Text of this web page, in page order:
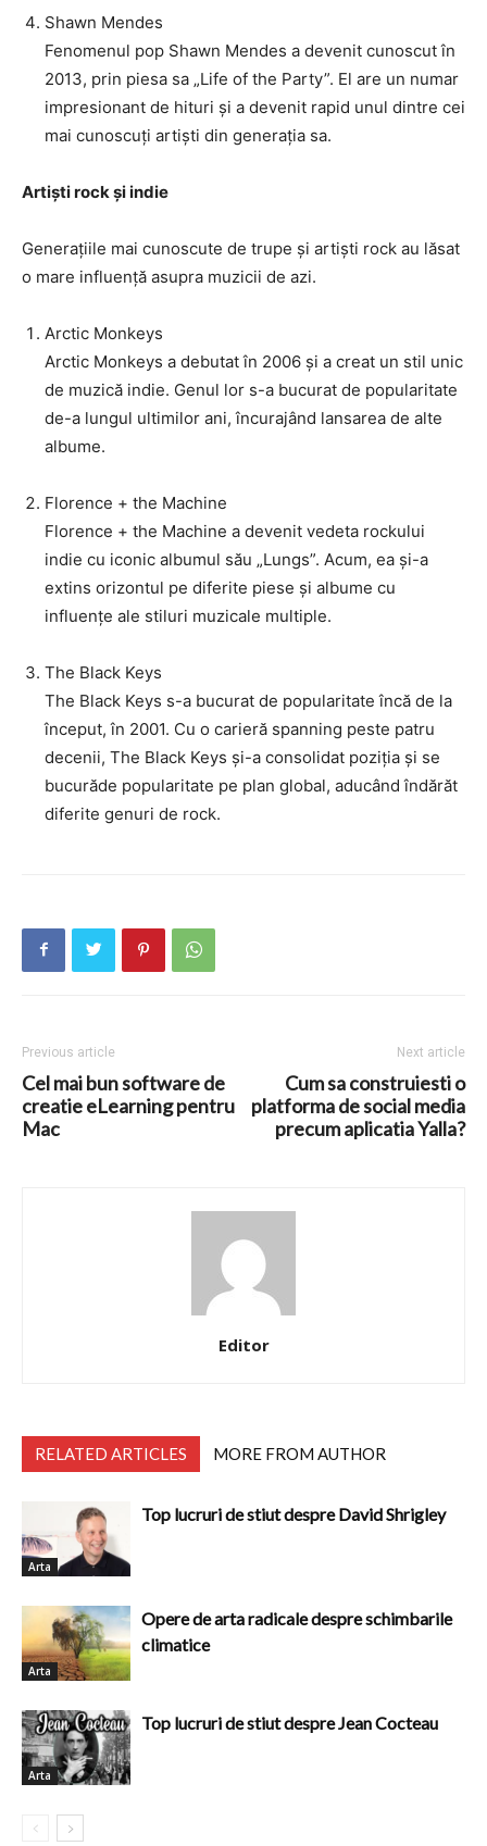
Shawn Mendes
Fenomenul pop Shawn Mendes a devenit cunoscut în
2013, prin piesa sa „Life of the Party”. El are un numar
impresionant de hituri și a devenit rapid unul dintre cei
mai cunoscuți artiști din generația sa.
Artiști rock și indie
Generațiile mai cunoscute de trupe și artiști rock au lăsat
o mare influență asupra muzicii de azi.
Arctic Monkeys
Arctic Monkeys a debutat în 2006 și a creat un stil unic
de muzică indie. Genul lor s-a bucurat de popularitate
de-a lungul ultimilor ani, încurajând lansarea de alte
albume.
Florence + the Machine
Florence + the Machine a devenit vedeta rockului
indie cu iconic albumul său „Lungs”. Acum, ea și-a
extins orizontul pe diferite piese și albume cu
influențe ale stiluri muzicale multiple.
The Black Keys
The Black Keys s-a bucurat de popularitate încă de la
început, în 2001. Cu o carieră spanning peste patru
decenii, The Black Keys și-a consolidat poziția și se
bucurăde popularitate pe plan global, aducând îndărăt
diferite genuri de rock.
Previous article
Cel mai bun software de
creatie eLearning pentru
Mac
Next article
Cum sa construiesti o
platforma de social media
precum aplicatia Yalla?
Editor
RELATED ARTICLES MORE FROM AUTHOR
Arta
Top lucruri de stiut despre David Shrigley
Arta
Opere de arta radicale despre schimbarile
climatice
Arta
Top lucruri de stiut despre Jean Cocteau